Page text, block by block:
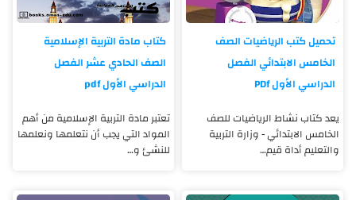
تحميل كتب الرياضيات الصف
الخامس الابتدائي الفصل
الدراسي الأول PDf
يعد كتاب نشاط الرياضيات للصف
الخامس الابتدائي - وزارة التربية
والتعليم أداة قيم…
كتاب مادة التربية الإسلامية
الصف الحادي عشر الفصل
الدراسي الأول pdf
تعتبر مادة التربية الإسلامية من أهم
المواد التي يجب أن نتعلمها ونعلمها
للنشئ و…